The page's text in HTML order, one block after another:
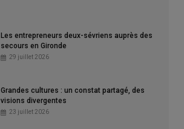
Les entrepreneurs deux-sévriens auprès des
secours en Gironde
29 juillet 2026
Grandes cultures : un constat partagé, des
visions divergentes
23 juillet 2026